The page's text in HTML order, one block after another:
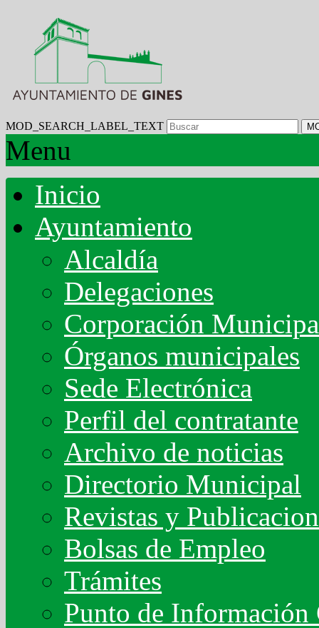
MOD_SEARCH_LABEL_TEXT
Menu
Inicio
Ayuntamiento
Alcaldía
Delegaciones
Corporación
Órganos municipales
Sede Electrónica
Perfil del contratante
Archivo de noticias
Directorio Municipal
Revistas y
Bolsas de Empleo
Trámites
Punto de Información